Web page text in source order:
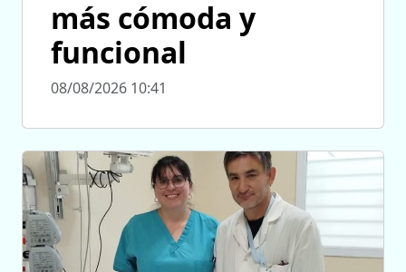
más cómoda y
funcional
08/08/2026 10:41